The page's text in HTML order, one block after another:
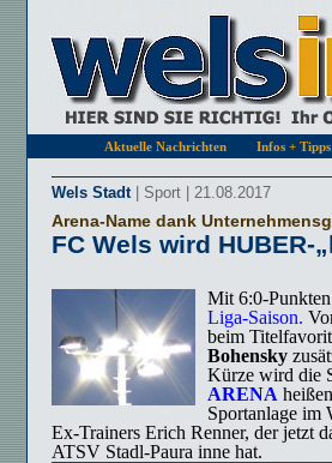
Aktuelle Nachrichten Infos + Tipps
Wels Stadt| Sport | 21.08.2017
Arena-Name dank
FC Wels wird HUBER-
Mit 6:0-Punkten
Liga-Saison.
beim
Bohensky
Kürze wird die
ARENA
Sportanlage im
Ex-Trainers Erich Renner, der jetzt
ATSV Stadl-Paura inne hat.